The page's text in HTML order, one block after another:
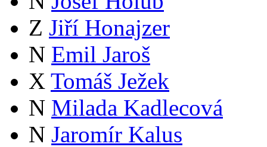
Z Jiří Honajzer
N Emil Jaroš
X Tomáš Ježek
N Milada Kadlecová
N Jaromír Kalus